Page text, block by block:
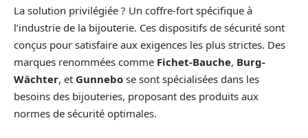
La solution privilégiée ? Un coffre-fort spécifique à
l’industrie de la bijouterie. Ces dispositifs de sécurité sont
conçus pour satisfaire aux exigences les plus strictes. Des
marques renommées comme Fichet-Bauche, Burg-
Wächter, et Gunnebo se sont spécialisées dans les
besoins des bijouteries, proposant des produits aux
normes de sécurité optimales.